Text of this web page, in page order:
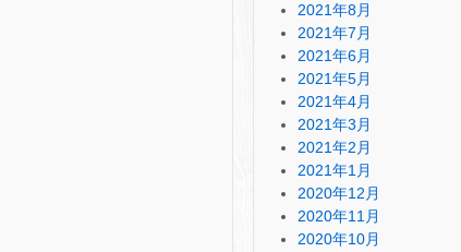
2021年8月
2021年7月
2021年6月
2021年5月
2021年4月
2021年3月
2021年2月
2021年1月
2020年12月
2020年11月
2020年10月